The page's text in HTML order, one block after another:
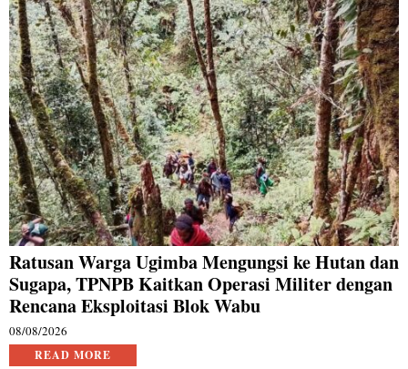
Ratusan Warga Ugimba Mengungsi ke Hutan dan
Sugapa, TPNPB Kaitkan Operasi Militer dengan
Rencana Eksploitasi Blok Wabu
08/08/2026
READ MORE